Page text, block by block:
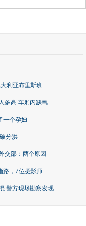
利亚布里斯班
多高 车厢内缺氧
一个孕妇
分洪
交部：两个原因
路，7位摄影师...
警方现场勘察发现...